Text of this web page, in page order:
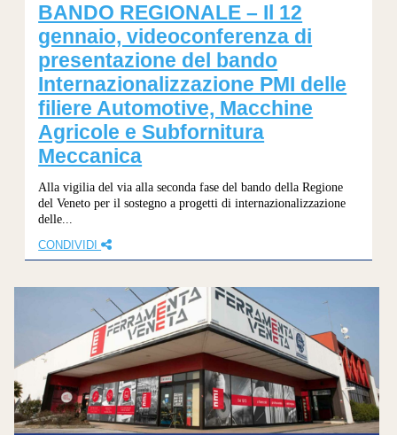
BANDO REGIONALE – Il 12
gennaio, videoconferenza di
presentazione del bando
Internazionalizzazione PMI delle
filiere Automotive, Macchine
Agricole e Subfornitura
Meccanica
Alla vigilia del via alla seconda fase del bando della Regione
del Veneto per il sostegno a progetti di internazionalizzazione
delle...
CONDIVIDI